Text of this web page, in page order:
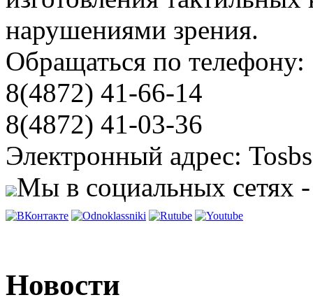
нарушениями зрения.
Обращаться по телефону:
8(4872) 41-66-14
8(4872) 41-03-36
Электронный адрес:
Мы в социальных сетях
Новости